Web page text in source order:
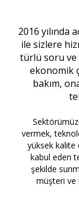
2016 yılında
ile sizlere
türlü soru ve
ekonomik
bakım,
vermek,
yüksek
kabul eden
şekilde
müşteri ve